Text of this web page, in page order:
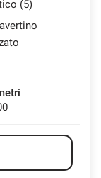
(5)